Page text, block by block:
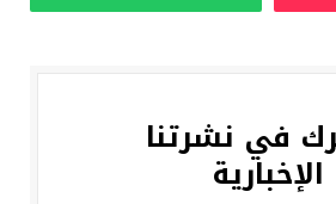
في نشرتنا
الإخبارية